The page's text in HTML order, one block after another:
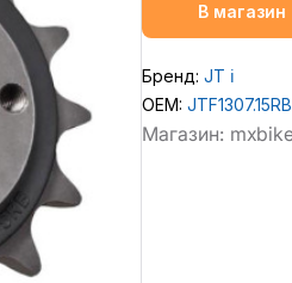
В магазин
Бренд: JT ℹ️
OEM: JTF1307.15RB